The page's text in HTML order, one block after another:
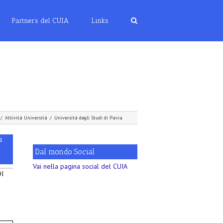
Partners del CUIA Links
/ Attività Università / Università degli Studi di Pavia
Dal mondo Social
Vai nella pagina social del CUIA